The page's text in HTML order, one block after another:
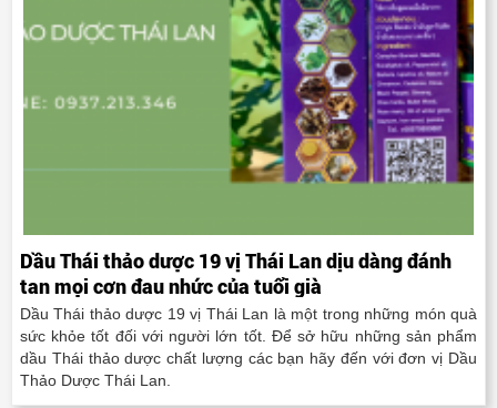
Dầu Thái thảo dược 19 vị Thái Lan dịu dàng đánh
tan mọi cơn đau nhức của tuổi già
Dầu Thái thảo dược 19 vị Thái Lan là một trong những món quà
sức khỏe tốt đối với người lớn tốt. Để sở hữu những sản phẩm
dầu Thái thảo dược chất lượng các bạn hãy đến với đơn vị Dầu
Thảo Dược Thái Lan.